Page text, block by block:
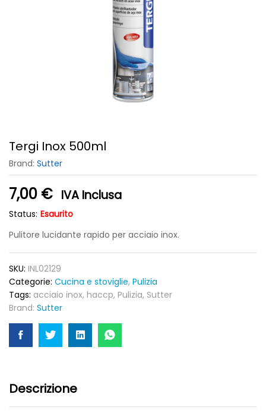
Tergi Inox 500ml
Brand: Sutter
7,00 € IVA Inclusa
Status: Esaurito
Pulitore lucidante rapido per acciaio inox.
SKU: INL02129
Categorie: Cucina e stoviglie, Pulizia
Tags: acciaio inox, haccp, Pulizia, Sutter
Brand: Sutter
Descrizione